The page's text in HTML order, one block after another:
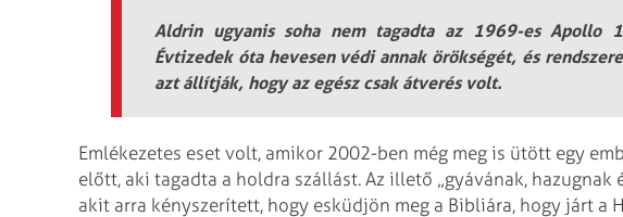
Aldrin ugyanis soha nem tagadta az 1969-es Apollo
Évtizedek óta hevesen védi annak örökségét, és
azt állítják, hogy az egész csak átverés volt.
Emlékezetes eset volt, amikor 2002-ben még meg is ütött egy
előtt, aki tagadta a holdra szállást. Az illető „gyávának, hazugnak
akit arra kényszerített, hogy esküdjön meg a Bibliára, hogy járt a